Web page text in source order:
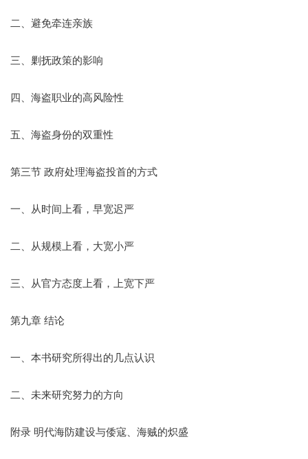
二、避免牵连亲族
三、剿抚政策的影响
四、海盗职业的高风险性
五、海盗身份的双重性
第三节 政府处理海盗投首的方式
一、从时间上看，早宽迟严
二、从规模上看，大宽小严
三、从官方态度上看，上宽下严
第九章 结论
一、本书研究所得出的几点认识
二、未来研究努力的方向
附录 明代海防建设与倭寇、海贼的炽盛